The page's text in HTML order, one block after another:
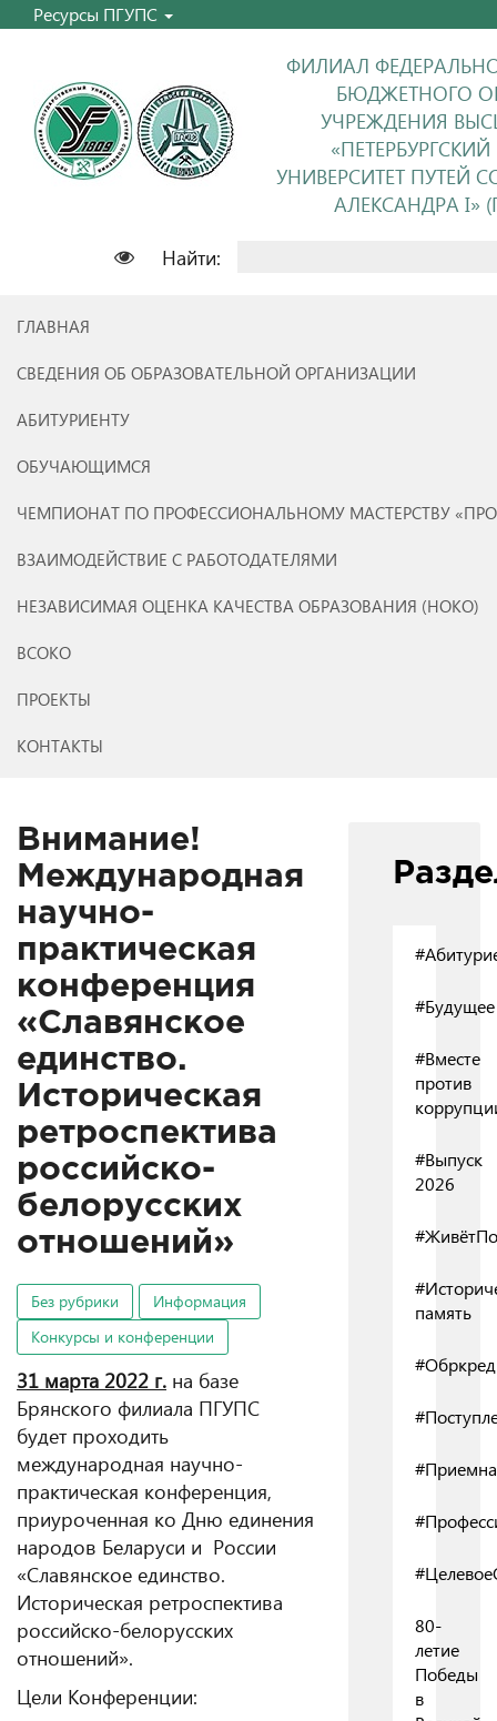
Ресурсы ПГУПС
ФИЛИАЛ
БЮДЖЕТНОГО
УЧРЕЖДЕНИЯ
УНИВЕРСИТЕТ ПУТЕЙ
АЛЕКСАНДРА I»
Найти:
ГЛАВНАЯ
СВЕДЕНИЯ ОБ ОБРАЗОВАТЕЛЬНОЙ ОРГАНИЗАЦИИ
АБИТУРИЕНТУ
ОБУЧАЮЩИМСЯ
ЧЕМПИОНАТ ПО ПРОФЕССИОНАЛЬНОМУ МАСТЕРСТВУ
ВЗАИМОДЕЙСТВИЕ С РАБОТОДАТЕЛЯМИ
НЕЗАВИСИМАЯ ОЦЕНКА КАЧЕСТВА ОБРАЗОВАНИЯ (НОКО)
ВСОКО
ПРОЕКТЫ
КОНТАКТЫ
Внимание!
Международная
научно-
практическая
конференция
«Славянское
единство.
Историческая
ретроспектива
российско-
белорусских
отношений»
Без рубрики
Информация
Конкурсы и конференции
31 марта 2022 г. на базе
Брянского филиала ПГУПС
будет проходить
международная научно-
практическая конференция,
приуроченная ко Дню единения
народов Беларуси и России
«Славянское единство.
Историческая ретроспектива
российско-белорусских
отношений».
Цели Конференции:
#Будущее
#Вместе
против
#Выпуск
2026
память
80-
летие
Победы
в